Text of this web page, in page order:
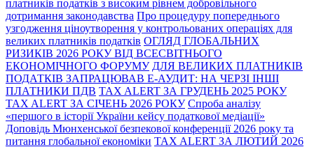
платників податків з високим рівнем добровільного
дотримання законодавства Про процедуру попереднього
узгодження ціноутворення у контрольованих операціях для
великих платників податків ОГЛЯД ГЛОБАЛЬНИХ
РИЗИКІВ 2026 РОКУ ВІД ВСЕСВІТНЬОГО
ЕКОНОМІЧНОГО ФОРУМУ ДЛЯ ВЕЛИКИХ ПЛАТНИКІВ
ПОДАТКІВ ЗАПРАЦЮВАВ Е-АУДИТ: НА ЧЕРЗІ ІНШІ
ПЛАТНИКИ ПДВ TAX ALERT ЗА ГРУДЕНЬ 2025 РОКУ
TAX ALERT ЗА СІЧЕНЬ 2026 РОКУ Спроба аналізу
«першого в історії України кейсу податкової медіації»
Доповідь Мюнхенської безпекової конференції 2026 року та
питання глобальної економіки TAX ALERT ЗА ЛЮТИЙ 2026